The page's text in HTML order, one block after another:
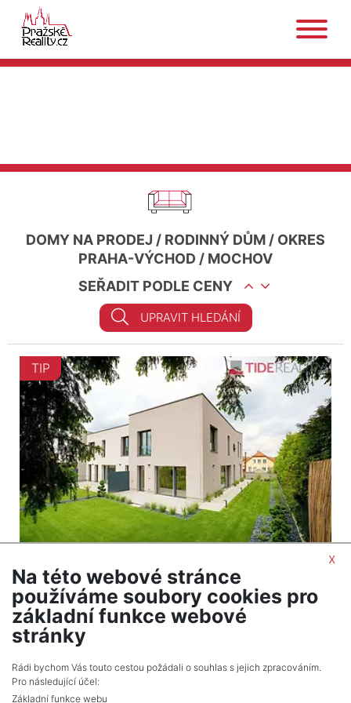
DOMY NA PRODEJ / RODINNÝ DŮM / OKRES
PRAHA-VÝCHOD / MOCHOV
SEŘADIT PODLE CENY
UPRAVIT HLEDÁNÍ
TIP
Dům na prodej / rodinný dům / 170 m
Praha
21 800 000 Kč (za nemovitost) Cena včetně
provize
x
Na této webové stránce
používáme soubory cookies pro
základní funkce webové
stránky
Rádi bychom Vás touto cestou požádali o souhlas s jejich zpracováním.
Pro následující účel:
Základní funkce webu